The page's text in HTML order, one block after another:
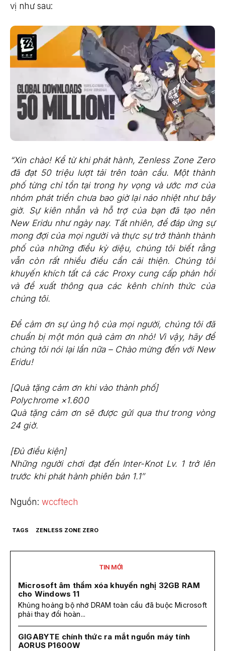
vị như sau:
“Xin chào! Kể từ khi phát hành, Zenless Zone Zero
đã đạt 50 triệu lượt tải trên toàn cầu. Một thành
phố từng chỉ tồn tại trong hy vọng và ước mơ của
nhóm phát triển chưa bao giờ lại náo nhiệt như bây
giờ. Sự kiên nhẫn và hỗ trợ của bạn đã tạo nên
New Eridu như ngày nay. Tất nhiên, để đáp ứng sự
mong đợi của mọi người và thực sự trở thành thành
phố của những điều kỳ diệu, chúng tôi biết rằng
vẫn còn rất nhiều điều cần cải thiện. Chúng tôi
khuyến khích tất cả các Proxy cung cấp phản hồi
và đề xuất thông qua các kênh chính thức của
chúng tôi.
Để cảm ơn sự ủng hộ của mọi người, chúng tôi đã
chuẩn bị một món quà cảm ơn nhỏ! Vì vậy, hãy để
chúng tôi nói lại lần nữa – Chào mừng đến với New
Eridu!
[Quà tặng cảm ơn khi vào thành phố]
Polychrome ×1.600
Quà tặng cảm ơn sẽ được gửi qua thư trong vòng
24 giờ.
[Đủ điều kiện]
Những người chơi đạt đến Inter-Knot Lv. 1 trở lên
trước khi phát hành phiên bản 1.1″
Nguồn: wccftech
TAGS ZENLESS ZONE ZERO
TIN MỚI
Microsoft âm thầm xóa khuyến nghị 32GB RAM
cho Windows 11
Khủng hoảng bộ nhớ DRAM toàn cầu đã buộc Microsoft
phải thay đổi hoàn...
GIGABYTE chính thức ra mắt nguồn máy tính
AORUS P1600W